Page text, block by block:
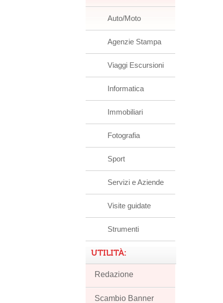
Auto/Moto
Agenzie Stampa
Viaggi Escursioni
Informatica
Immobiliari
Fotografia
Sport
Servizi e Aziende
Visite guidate
Strumenti
UTILITÀ:
Redazione
Scambio Banner